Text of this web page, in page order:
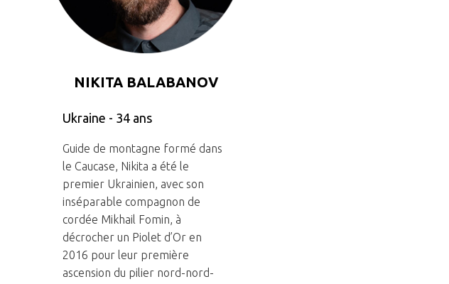
NIKITA BALABANOV
Ukraine - 34 ans
Guide de montagne formé dans
le Caucase, Nikita a été le
premier Ukrainien, avec son
inséparable compagnon de
cordée Mikhail Fomin, à
décrocher un Piolet d’Or en
2016 pour leur première
ascension du pilier nord-nord-